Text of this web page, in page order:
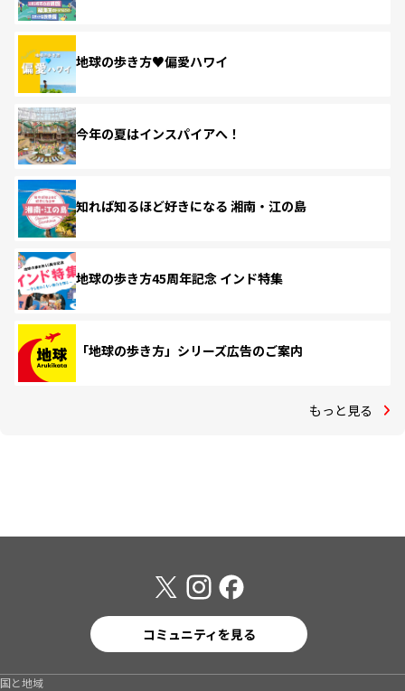
地球の歩き方♥偏愛ハワイ
今年の夏はインスパイアへ！
知れば知るほど好きになる 湘南・江の島
地球の歩き方45周年記念 インド特集
「地球の歩き方」シリーズ広告のご案内
もっと見る
コミュニティを見る
国と地域